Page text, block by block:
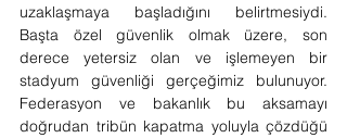
uzaklaşmaya başladığını belirtmesiydi.
Başta özel güvenlik olmak üzere, son
derece yetersiz olan ve işlemeyen bir
stadyum güvenliği gerçeğimiz bulunuyor.
Federasyon ve bakanlık bu aksamayı
doğrudan tribün kapatma yoluyla çözdüğü